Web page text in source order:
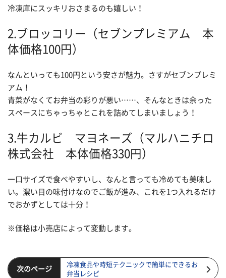
冷凍庫にスッキリおさまるのも嬉しい！
2.ブロッコリー（セブンプレミアム 本
体価格100円）
なんといっても100円という安さが魅力。さすがセブンプレミ
アム！
青菜がなくてお弁当の彩りが悪い……、そんなときは余った
スペースにちゃっちゃとこれを詰めてしまいましょう！
3.牛カルビ マヨネーズ（マルハニチロ
株式会社 本体価格330円）
一口サイズで食べやすいし、なんと言っても冷めても美味し
い。濃い目の味付けなのでご飯が進み、これを1つ入れるだけ
でおかずとしては十分！
※価格は小売店によって変動します。
次のページ
冷凍食品や時短テクニックで簡単にできるお
弁当レシピ